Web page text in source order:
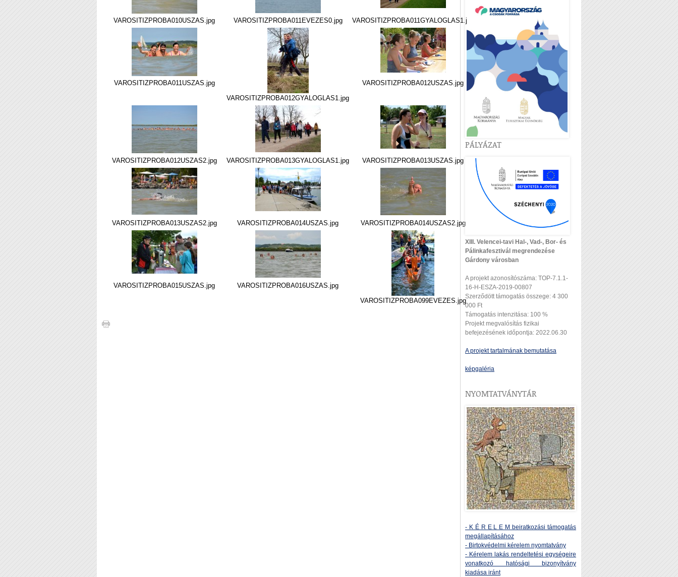
VAROSITIZPROBA010USZAS.jpg VAROSITIZPROBA011EVEZES0.jpg VAROSITIZPROBA011GYALOGLAS1.jpg
VAROSITIZPROBA011USZAS.jpg
VAROSITIZPROBA012GYALOGLAS1.jpg
VAROSITIZPROBA012USZAS.jpg
VAROSITIZPROBA012USZAS2.jpg VAROSITIZPROBA013GYALOGLAS1.jpg VAROSITIZPROBA013USZAS.jpg
VAROSITIZPROBA013USZAS2.jpg VAROSITIZPROBA014USZAS.jpg VAROSITIZPROBA014USZAS2.jpg
VAROSITIZPROBA015USZAS.jpg
VAROSITIZPROBA016USZAS.jpg
VAROSITIZPROBA099EVEZES.jpg
PÁLYÁZAT
XIII. Velencei-tavi Hal-, Vad-, Bor- és
Pálinkafesztivál megrendezése
Gárdony városban
A projekt azonosítószáma: TOP-7.1.1-
16-H-ESZA-2019-00807
Szerződött támogatás összege: 4 300
000 Ft
Támogatás intenzitása: 100 %
Projekt megvalósítás fizikai
befejezésének időpontja: 2022.06.30
A projekt tartalmának bemutatása
képgaléria
NYOMTATVÁNYTÁR
- K É R E L E M beiratkozási támogatás
megállapításához
- Birtokvédelmi kérelem nyomtatvány
- Kérelem lakás rendeltetési egységeire
vonatkozó hatósági bizonyítvány
kiadása iránt